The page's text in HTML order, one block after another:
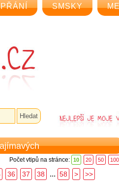
PŘÁNÍ SMSKY
Počet vtipů na stránce: 10 20 50 100
36 37 38 ... 58 > >>